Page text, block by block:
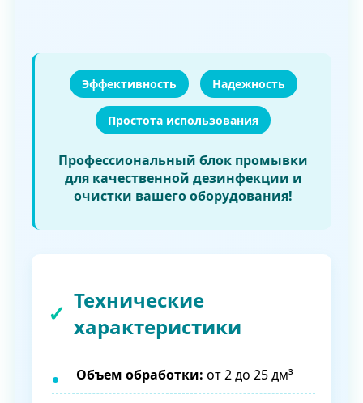
Эффективность Надежность
Простота использования
Профессиональный блок промывки
для качественной дезинфекции и
очистки вашего оборудования!
Технические
характеристики
Объем обработки: от 2 до 25 дм³